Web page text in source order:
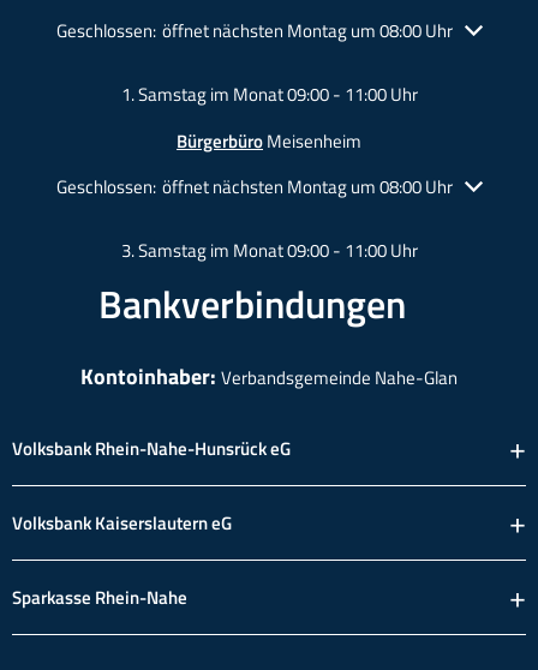
Klicken, um weitere Öffnungs- oder Schließzeiten
Geschlossen: öffnet nächsten Montag um 08:00 Uhr
1. Samstag im Monat 09:00 - 11:00 Uhr
BürgerbüroMeisenheim
Klicken, um weitere Öffnungs- oder Schließzeiten
Geschlossen: öffnet nächsten Montag um 08:00 Uhr
3. Samstag im Monat 09:00 - 11:00 Uhr
Bankverbindungen
Kontoinhaber: Verbandsgemeinde Nahe-Glan
Volksbank Rhein-Nahe-Hunsrück eG
Volksbank Kaiserslautern eG
Sparkasse Rhein-Nahe